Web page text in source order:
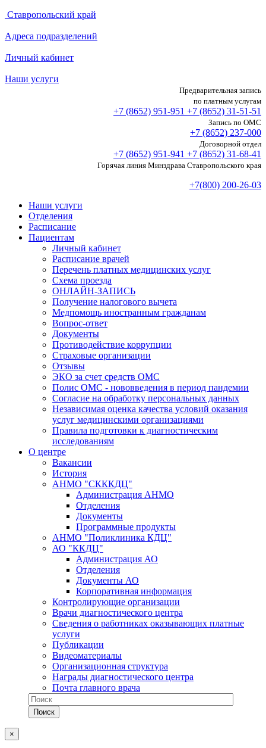
Ставропольский край
Адреса подразделений
Личный кабинет
Наши услуги
Предварительная запись
по платным услугам
+7 (8652) 951-951 +7 (8652) 31-51-51
Запись по ОМС
+7 (8652) 237-000
Договорной отдел
+7 (8652) 951-941 +7 (8652) 31-68-41
Горячая линия Минздрава Ставропольского края
+7(800) 200-26-03
Наши услуги
Отделения
Расписание
Пациентам
Личный кабинет
Расписание врачей
Перечень платных медицинских услуг
Схема проезда
ОНЛАЙН-ЗАПИСЬ
Получение налогового вычета
Медпомощь иностранным гражданам
Вопрос-ответ
Документы
Противодействие коррупции
Страховые организации
Отзывы
ЭКО за счет средств ОМС
Полис ОМС - нововведения в период пандемии
Согласие на обработку персональных данных
Независимая оценка качества условий оказания
услуг медицинскими организациями
Правила подготовки к диагностическим
исследованиям
О центре
Вакансии
История
АНМО "СКККДЦ"
Администрация АНМО
Отделения
Документы
Программные продукты
АНМО "Поликлиника КДЦ"
АО "ККДЦ"
Администрация АО
Отделения
Документы АО
Корпоративная информация
Контролирующие организации
Врачи диагностического центра
Сведения о работниках оказывающих платные
услуги
Публикации
Видеоматериалы
Организационная структура
Награды диагностического центра
Почта главного врача
×